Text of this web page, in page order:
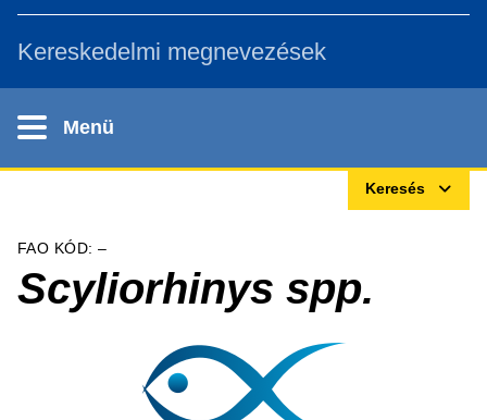
Kereskedelmi megnevezések
Menü
Keresés
FAO KÓD: –
Scyliorhinys spp.